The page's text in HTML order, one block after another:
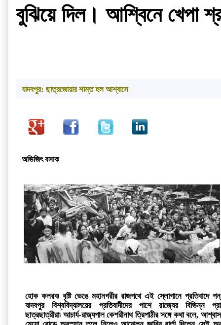
বুঝিয়ে দিল। আশ্বিনে খেপা
যাদবপুর: ছাত্রজোয়ার শাম্ত হল আশ্বাসে
অভিজিৎ বসাক
হোক কলরব৷‌ বৃষ্টি ভেঙে মহানগরীর রাজপথে এই স্লোগানে প্রতিবাদে পন্ধয়ারা৷‌
যাদবপুর বিশ্ববিদ্যালয়ের প্রতিবাদীদের পাশে রাজ্যের বিভিন্ন
ছাত্রছাত্রীরা৷‌ আচার্য-রাজ্যপাল কেশরীনাথ ত্রিপাঠীর সঙ্গে কথা বলে, আশ্বাস পেয়ে